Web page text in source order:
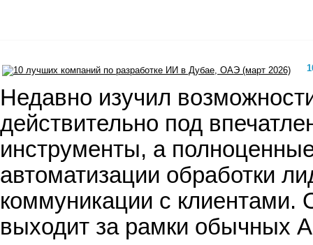
Недавно изучил
действительно под
инструменты, а
автоматизации обработки
коммуникации с клиентами.
выходит за рамки обычных